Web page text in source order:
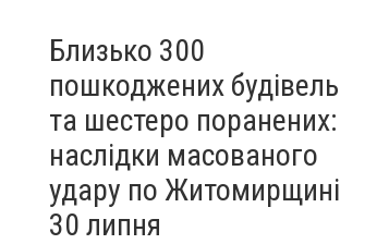
Близько 300
пошкоджених будівель
та шестеро поранених:
наслідки масованого
удару по Житомирщині
30 липня